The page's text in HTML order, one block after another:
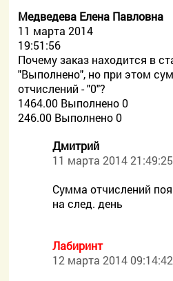
Медведева Елена Павловна
11 марта 2014
19:51:56
Почему заказ находится в
"Выполнено", но при этом
отчислений - "0"?
1464.00 Выполнено 0
246.00 Выполнено 0
Дмитрий
11 марта 2014 21:49:25
Сумма отчислений
на след. день
Лабиринт
12 марта 2014 09:14:42